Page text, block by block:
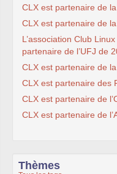
CLX est partenaire de
CLX est partenaire de
L’association Club
partenaire de l’UFJ de
CLX est partenaire de
CLX est partenaire des
CLX est partenaire de
CLX est partenaire de
Thèmes